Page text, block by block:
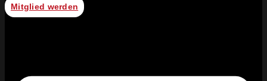
Mitglied werden